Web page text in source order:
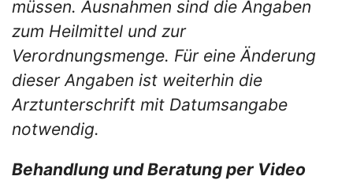
müssen. Ausnahmen sind die Angaben
zum Heilmittel und zur
Verordnungsmenge. Für eine Änderung
dieser Angaben ist weiterhin die
Arztunterschrift mit Datumsangabe
notwendig.
Behandlung und Beratung per Video